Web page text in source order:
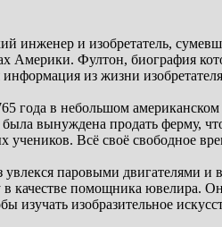
инженер и изобретатель,
Америки. Фултон, биография
из жизни
года в небольшом
вынуждена продать ферму,
Всё своё свободное
увлекся паровыми двигателями
в качестве помощника
изобразительное